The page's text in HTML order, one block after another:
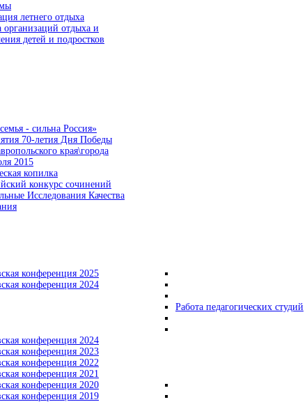
летнего отдыха
организаций отдыха и
детей и подростков
- сильна Россия»
70-летия Дня Победы
края\города
2015
копилка
конкурс сочинений
Исследования Качества
конференция 2025
конференция 2024
Работа педагогических студий
конференция 2024
конференция 2023
конференция 2022
конференция 2021
конференция 2020
конференция 2019